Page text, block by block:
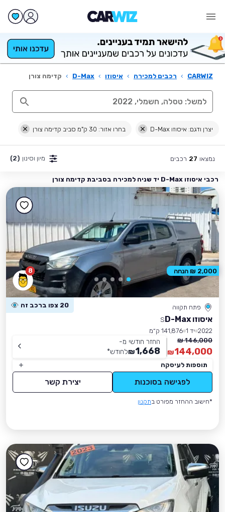
CARWIZ
› רכבים למכירה › איסוזו ›
D-Max
› קדימה צורן
יצרן ודגם: איסוזו D-Max בחרו אזור: 30 ק"מ סביב קדימה צורן
נמצאו 27 רכבים מיון וסינון (2)
רכבי איסוזו D-Max יד שניה למכירה בסביבת קדימה צורן
8
פתח תקווה 20 צפו ברכב זה
איסוזו D-Max
S
2022 יד 1
141,876 ק״מ
146,000 ₪
144,000
₪
החזר חודשי מ-
1,668
₪לחודש*
תוספות לעיסקה
לפגישה בסוכנות יצירת קשר
*חישוב ההחזר מפורט בתקנון
2,000 ₪ הנחה